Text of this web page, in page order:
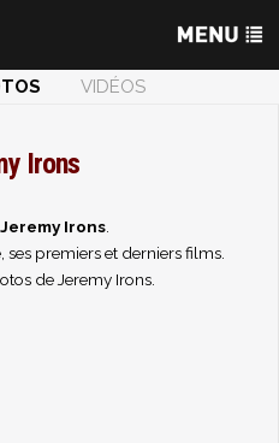
VIDÉOS
Irons
Irons.
premiers et derniers films.
de Jeremy Irons.